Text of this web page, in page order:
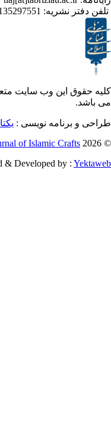
نشریه:4135297551-98+
این وب سایت متعلق به
نویسی : یکتاوب
Journal of Islamic
Designed & Developed by :